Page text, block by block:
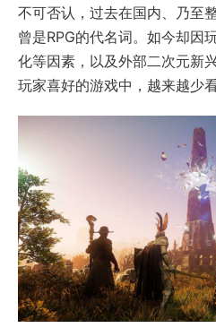
不可否认，过去在国内、乃至
曾是RPG的代名词。如今却因
化等因素，以及外部二次元新
玩家喜好的游戏中，越来越少